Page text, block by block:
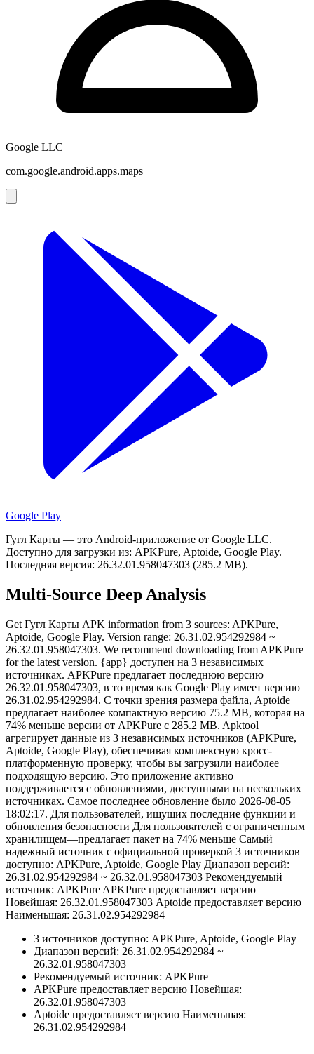
Google LLC
com.google.android.apps.maps
Google Play
Гугл Карты — это Android-приложение от Google LLC.
Доступно для загрузки из: APKPure, Aptoide, Google Play.
Последняя версия: 26.32.01.958047303 (285.2 MB).
Multi-Source Deep Analysis
Get Гугл Карты APK information from 3 sources: APKPure,
Aptoide, Google Play. Version range: 26.31.02.954292984 ~
26.32.01.958047303. We recommend downloading from APKPure
for the latest version. {app} доступен на 3 независимых
источниках. APKPure предлагает последнюю версию
26.32.01.958047303, в то время как Google Play имеет версию
26.31.02.954292984. С точки зрения размера файла, Aptoide
предлагает наиболее компактную версию 75.2 MB, которая на
74% меньше версии от APKPure с 285.2 MB. Apktool
агрегирует данные из 3 независимых источников (APKPure,
Aptoide, Google Play), обеспечивая комплексную кросс-
платформенную проверку, чтобы вы загрузили наиболее
подходящую версию. Это приложение активно
поддерживается с обновлениями, доступными на нескольких
источниках. Самое последнее обновление было 2026-08-05
18:02:17. Для пользователей, ищущих последние функции и
обновления безопасности Для пользователей с ограниченным
хранилищем—предлагает пакет на 74% меньше Самый
надежный источник с официальной проверкой 3 источников
доступно: APKPure, Aptoide, Google Play Диапазон версий:
26.31.02.954292984 ~ 26.32.01.958047303 Рекомендуемый
источник: APKPure APKPure предоставляет версию
Новейшая: 26.32.01.958047303 Aptoide предоставляет версию
Наименьшая: 26.31.02.954292984
3 источников доступно: APKPure, Aptoide, Google Play
Диапазон версий: 26.31.02.954292984 ~
26.32.01.958047303
Рекомендуемый источник: APKPure
APKPure предоставляет версию Новейшая:
26.32.01.958047303
Aptoide предоставляет версию Наименьшая:
26.31.02.954292984